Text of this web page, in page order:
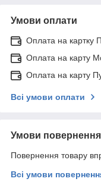
Умови оплати
Оплата на картку
Оплата на карту
Оплата на карту
Всі умови оплати
Умови повернення
Повернення товару
Всі умови